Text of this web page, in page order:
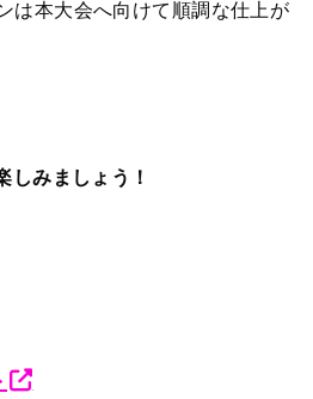
は本大会へ向けて順調な仕上が
しみましょう！